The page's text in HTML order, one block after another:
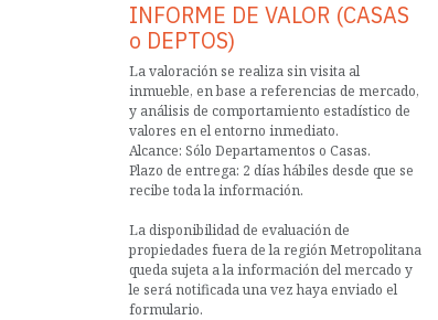
INFORME DE VALOR (CASAS
o DEPTOS)
La valoración se realiza sin visita al
inmueble, en base a referencias de mercado,
y análisis de comportamiento estadístico de
valores en el entorno inmediato.
Alcance: Sólo Departamentos o Casas.
Plazo de entrega: 2 días hábiles desde que se
recibe toda la información.
La disponibilidad de evaluación de
propiedades fuera de la región Metropolitana
queda sujeta a la información del mercado y
le será notificada una vez haya enviado el
formulario.